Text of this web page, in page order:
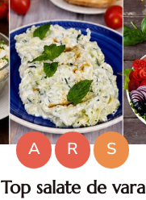
A R
S
Top salate de vara